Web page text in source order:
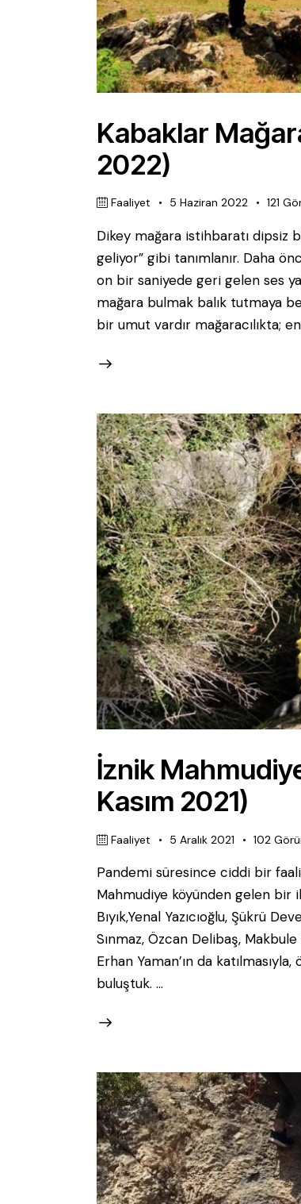
Kabaklar
2022)
Faaliyet 5 Haziran 2022 121
Dikey mağara istihbaratı dipsiz
geliyor” gibi tanımlanır. Daha
on bir saniyede geri gelen ses
mağara bulmak balık tutmaya
bir umut vardır mağaracılıkta;
İznik
Kasım 2021)
Faaliyet 5 Aralık 2021 102
Pandemi süresince ciddi bir
Mahmudiye köyünden gelen bir
Bıyık,Yenal Yazıcıoğlu, Şükrü
Sınmaz, Özcan Delibaş,
Erhan Yaman’ın da
buluştuk. …